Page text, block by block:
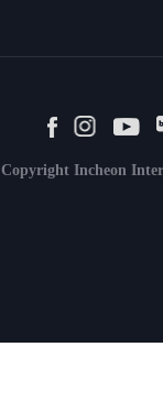
Copyright Incheon